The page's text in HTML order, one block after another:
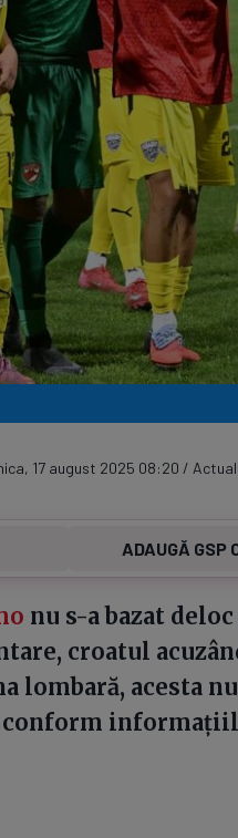
Serie A
Echipe Meciuri Clasament
17 august 2025 08:20 /
ADAUGĂ GSP
nu s-a bazat
croatul
lombară, acesta